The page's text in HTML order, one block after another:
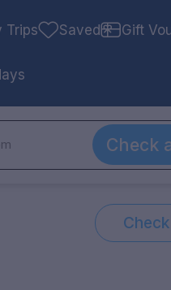
Trips Saved Gift
Check